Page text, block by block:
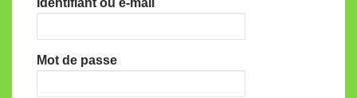
Identifiant ou e-mail
Mot de passe